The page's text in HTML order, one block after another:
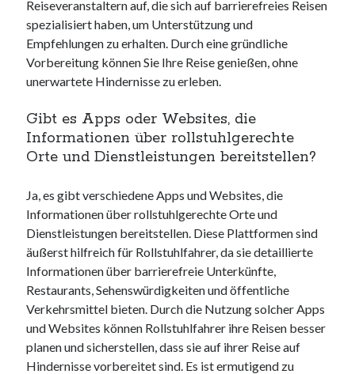
Reiseveranstaltern auf, die sich auf barrierefreies Reisen
spezialisiert haben, um Unterstützung und
Empfehlungen zu erhalten. Durch eine gründliche
Vorbereitung können Sie Ihre Reise genießen, ohne
unerwartete Hindernisse zu erleben.
Gibt es Apps oder Websites, die
Informationen über rollstuhlgerechte
Orte und Dienstleistungen bereitstellen?
Ja, es gibt verschiedene Apps und Websites, die
Informationen über rollstuhlgerechte Orte und
Dienstleistungen bereitstellen. Diese Plattformen sind
äußerst hilfreich für Rollstuhlfahrer, da sie detaillierte
Informationen über barrierefreie Unterkünfte,
Restaurants, Sehenswürdigkeiten und öffentliche
Verkehrsmittel bieten. Durch die Nutzung solcher Apps
und Websites können Rollstuhlfahrer ihre Reisen besser
planen und sicherstellen, dass sie auf ihrer Reise auf
Hindernisse vorbereitet sind. Es ist ermutigend zu